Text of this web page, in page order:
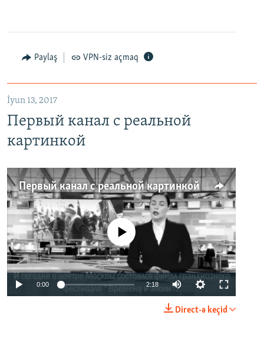
Paylaş VPN-siz açmaq
İyun 13, 2017
Первый канал с реальной
картинкой
Первый канал с реальной картинкой
No media source currently available
0:00 2:18
Direct-ə keçid